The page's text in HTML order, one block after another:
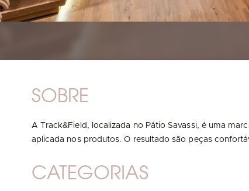
SOBRE
A Track&Field, localizada no Pátio Savassi, é uma
aplicada nos produtos. O resultado são peças
CATEGORIAS